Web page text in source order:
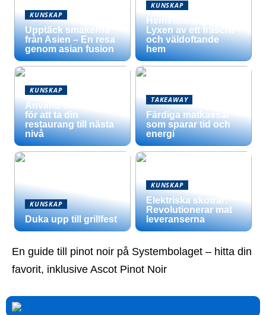
KUNSKAP
Upptäck smakerna
från Asien – En resa
genom asian fusion
KUNSKAP
Hemstädning –
Lyxen av ett fräscht
och väldoftande
hem
KUNSKAP
Använd dessa tips
för att ta din
restaurang till nästa
nivå
TAKEAWAY
Färdiga matkassar
som sparar tid och
energi
KUNSKAP
Duka upp till grillfest
KUNSKAP
Elektriska skotrar:
Revolutionerar mat
leveranserna
En guide till pinot noir på Systembolaget – hitta din
favorit, inklusive Ascot Pinot Noir